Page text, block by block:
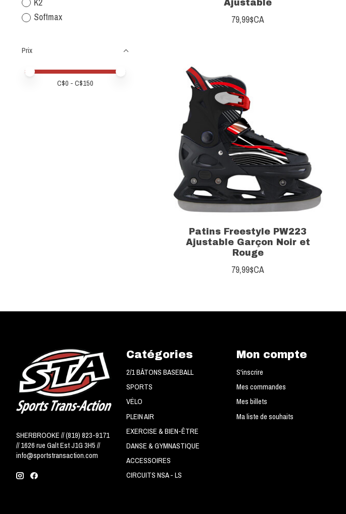
Softmax
Prix
Prix minimum
Price maximum value
C$0 - C$150
Ajustable
79,99$CA
Patins Freestyle PW223
Ajustable Garçon Noir et
Rouge
79,99$CA
SHERBROOKE // (819) 823-9171
// 1626 rue Galt Est J1G 3H5 //
info@sportstransaction.com
Catégories
2/1 BÂTONS BASEBALL
SPORTS
VÉLO
PLEIN AIR
EXERCISE & BIEN-ÊTRE
DANSE & GYMNASTIQUE
ACCESSOIRES
CIRCUITS NSA - LS
Mon compte
S'inscrire
Mes commandes
Mes billets
Ma liste de souhaits